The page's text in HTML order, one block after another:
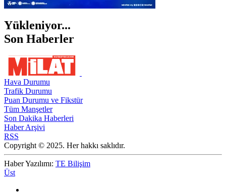
Yükleniyor...
Son Haberler
Hava Durumu
Trafik Durumu
Puan Durumu ve Fikstür
Tüm Manşetler
Son Dakika Haberleri
Haber Arşivi
RSS
Copyright © 2025. Her hakkı saklıdır.
Haber Yazılımı: TE Bilişim
Üst